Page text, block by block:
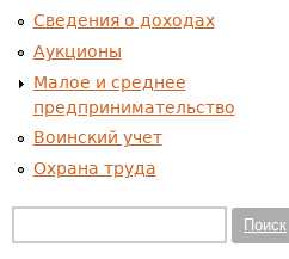
Сведения о доходах
Аукционы
Малое и среднее
предпринимательство
Воинский учет
Охрана труда
Поиск